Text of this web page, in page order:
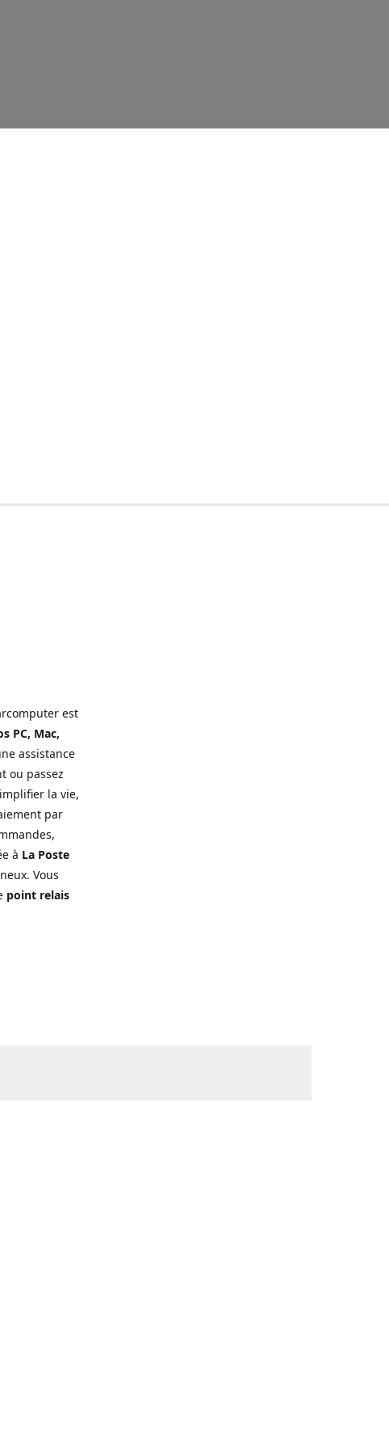
est
PC, Mac,
assistance
ou passez
la vie,
par
à La Poste
Vous
point relais